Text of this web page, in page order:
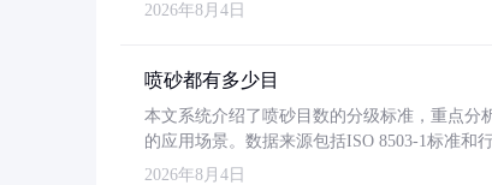
2026年8月4日
喷砂都有多少目
本文系统介绍了喷砂目数的分级标准，重点分
的应用场景。数据来源包括ISO 8503-1标准和
2026年8月4日